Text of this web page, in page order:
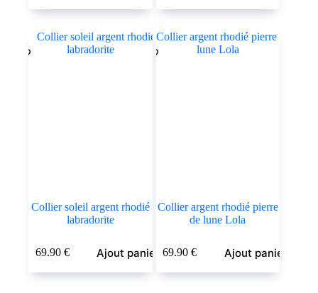
Collier soleil argent rhodié
labradorite
69.90 € Ajout panier
Collier argent rhodié pierre
de lune Lola
69.90€ Ajout panier